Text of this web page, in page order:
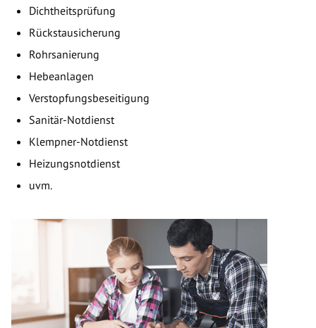
Dichtheitsprüfung
Rückstausicherung
Rohrsanierung
Hebeanlagen
Verstopfungsbeseitigung
Sanitär-Notdienst
Klempner-Notdienst
Heizungsnotdienst
uvm.